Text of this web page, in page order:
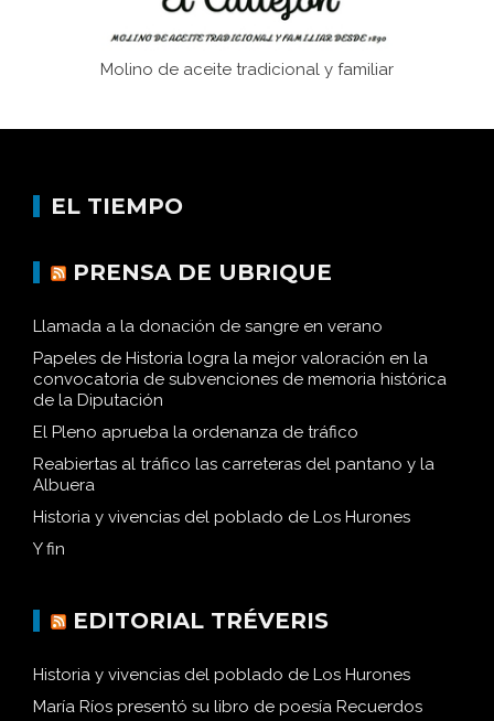
Molino de aceite tradicional y familiar
EL TIEMPO
PRENSA DE UBRIQUE
Llamada a la donación de sangre en verano
Papeles de Historia logra la mejor valoración en la
convocatoria de subvenciones de memoria histórica
de la Diputación
El Pleno aprueba la ordenanza de tráfico
Reabiertas al tráfico las carreteras del pantano y la
Albuera
Historia y vivencias del poblado de Los Hurones
Y fin
EDITORIAL TRÉVERIS
Historia y vivencias del poblado de Los Hurones
María Ríos presentó su libro de poesía Recuerdos